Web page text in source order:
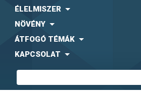
ÉLELMISZER
NÖVÉNY
ÁTFOGÓ TÉMÁK
KAPCSOLAT